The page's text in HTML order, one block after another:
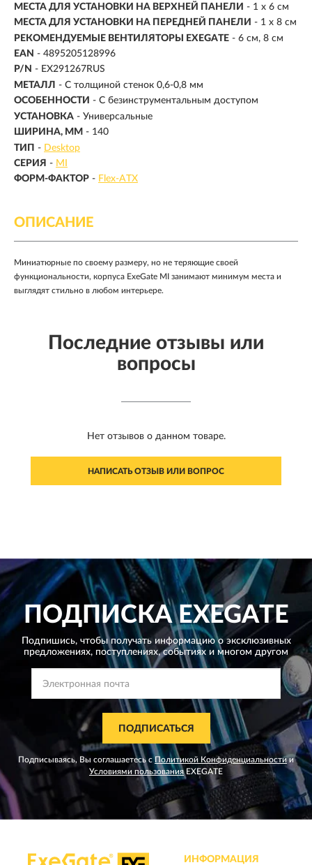
МЕСТА ДЛЯ УСТАНОВКИ НА ВЕРXНЕЙ ПАНЕЛИ - 1 x 6 см
МЕСТА ДЛЯ УСТАНОВКИ НА ПЕРЕДНЕЙ ПАНЕЛИ - 1 x 8 см
РЕКОМЕНДУЕМЫЕ ВЕНТИЛЯТОРЫ EXEGATE - 6 см, 8 см
EAN - 4895205128996
P/N - EX291267RUS
МЕТАЛЛ - С толщиной стенок 0,6-0,8 мм
ОСОБЕННОСТИ - С безинструментальным доступом
УСТАНОВКА - Универсальные
ШИРИНА, ММ - 140
ТИП - Desktop
СЕРИЯ - MI
ФОРМ-ФАКТОР - Flex-ATX
ОПИСАНИЕ
Миниатюрные по своему размеру, но не теряющие своей
функциональности, корпуса ExeGate MI занимают минимум места и
выглядят стильно в любом интерьере.
Последние отзывы или
вопросы
Нет отзывов о данном товаре.
НАПИСАТЬ ОТЗЫВ ИЛИ ВОПРОС
ПОДПИСКАEXEGATE
Подпишись, чтобы получать информацию о эксклюзивных
предложениях, поступлениях, событиях и многом другом
ПОДПИСАТЬСЯ
Подписываясь, Вы соглашаетесь сПолитикой Конфиденциальности и
Условиями пользованияEXEGATE
ИНФОРМАЦИЯ